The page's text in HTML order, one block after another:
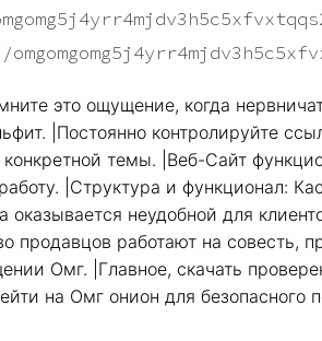
это ощущение, когда
|Постоянно контролируйте
конкретной темы. |Веб-Сайт
|Структура и функционал:
оказывается неудобной для
продавцов работают на совесть,
Омг. |Главное, скачать
на Омг онион для безопасного